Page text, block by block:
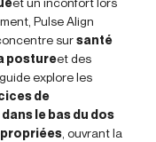
Pulse Align
sursanté
postureet des
explore les
de
le bas du dos
, ouvrant la